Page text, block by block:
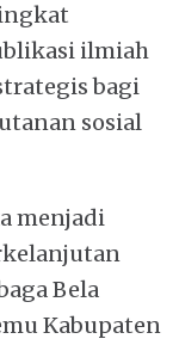
ilmiah
bagi
sosial
menjadi
Bela
Kabupaten